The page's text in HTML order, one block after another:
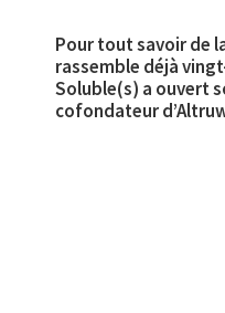
Pour tout savoir de
rassemble déjà
Soluble(s) a ouvert
cofondateur